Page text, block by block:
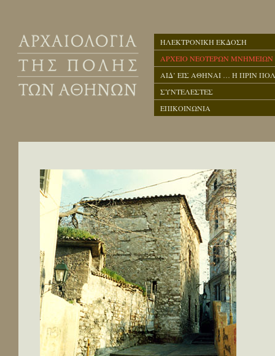
ΗΛΕΚΤΡΟΝΙΚΗ ΕΚΔΟΣΗ
ΑΡΧΕΙΟ ΝΕΟΤΕΡΩΝ ΜΝΗΜΕΙΩΝ
ΑΙΔ’ ΕΙΣ ΑΘΗΝΑΙ … Η ΠΡΙΝ
ΣΥΝΤΕΛΕΣΤΕΣ
ΕΠΙΚΟΙΝΩΝΙΑ